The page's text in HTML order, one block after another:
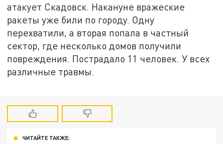
атакует Скадовск. Накануне вражеские
ракеты уже били по городу. Одну
перехватили, а вторая попала в частный
сектор, где несколько домов получили
повреждения. Пострадало 11 человек. У всех
различные травмы.
ЧИТАЙТЕ ТАКЖЕ: